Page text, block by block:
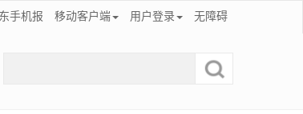
手机报 移动客户端 用户登录 无障碍